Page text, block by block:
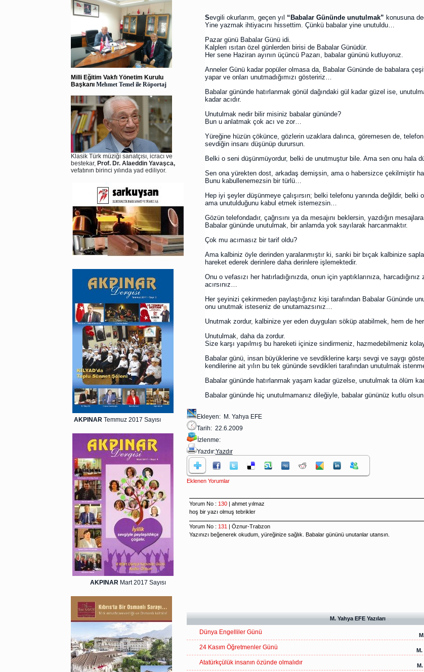
Milli Eğitim Vakfı Yönetim Kurulu
Başkanı Mehmet Temel ile Röportaj
Klasik Türk müziği sanatçısı, icracı ve
bestekar,Prof. Dr. Alaeddin Yavaşca,
vefatının birinci yılında yad ediliyor.
AKPINAR Temmuz 2017 Sayısı
AKPINAR Mart 2017 Sayısı
Sevgili okurlarım, geçen yıl “Babalar Gününde unutulmak” konusuna
Yine yazmak ihtiyacını hissettim. Çünkü babalar yine unutuldu…
Pazar günü Babalar Günü idi.
Kalpleri ısıtan özel günlerden birisi de Babalar Günüdür.
Her sene Haziran ayının üçüncü Pazarı, babalar gününü kutluyoruz.
Anneler Günü kadar popüler olmasa da, Babalar Gününde de babalara
yapar ve onları unutmadığımızı gösteririz…
Babalar gününde hatırlanmak gönül dağındaki gül kadar güzel ise,
kadar acıdır.
Unutulmak nedir bilir misiniz babalar gününde?
Bun u anlatmak çok acı ve zor…
Yüreğine hüzün çökünce, gözlerin uzaklara dalınca, göremesen de,
sevdiğin insanı düşünüp durursun.
Belki o seni düşünmüyordur, belki de unutmuştur bile. Ama sen onu hala
Sen ona yürekten dost, arkadaş demişsin, ama o habersizce çekilmiştir
Bunu kabullenemezsin bir türlü…
Hep iyi şeyler düşünmeye çalışırsın; belki telefonu yanında değildir, belki
ama unutulduğunu kabul etmek istemezsin…
Gözün telefondadır, çağrısını ya da mesajını beklersin, yazdığın
Babalar gününde unutulmak, bir anlamda yok sayılarak harcanmaktır.
Çok mu acımasız bir tarif oldu?
Ama kalbiniz öyle derinden yaralanmıştır ki, sanki bir bıçak kalbinize
hareket ederek derinlere daha derinlere işlemektedir.
Onu o vefasızı her hatırladığınızda, onun için yaptıklarınıza,
acırsınız…
Her şeyinizi çekinmeden paylaştığınız kişi tarafından Babalar Gününde
onu unutmak isteseniz de unutamazsınız…
Unutmak zordur, kalbinize yer eden duyguları söküp atabilmek, hem de
Unutulmak, daha da zordur.
Size karşı yapılmış bu hareketi içinize sindirmeniz, hazmedebilmeniz
Babalar günü, insan büyüklerine ve sevdiklerine karşı sevgi ve saygı
kendilerine ait yılın bu tek gününde sevdikleri tarafından unutulmak
Babalar gününde hatırlanmak yaşam kadar güzelse, unutulmak ta ölüm
Babalar gününde hiç unutulmamanız dileğiyle, babalar gününüz kutlu
Ekleyen: M. Yahya EFE
Tarih: 22.6.2009
İzlenme:
Yazdır:Yazdır
Eklenen Yorumlar
M. Yahya EFE Yazıları
Dünya Engelliler Günü
24 Kasım Öğretmenler Günü
M.
Atatürkçülük insanın özünde olmalıdır
M.